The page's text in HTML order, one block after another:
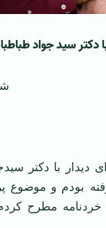
دکتر سید جواد
دیدار با دکتر
بودم و موضوع
را برای شماره 9